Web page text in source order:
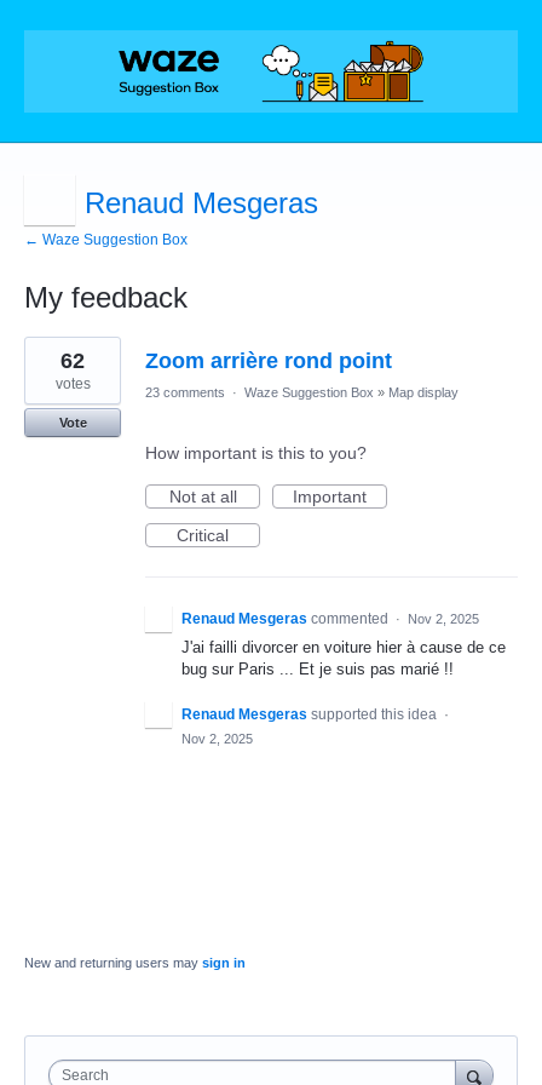
Renaud Mesgeras
← Waze Suggestion Box
My feedback
1
result
found
Zoom arrière rond point
62
votes
Vote
23 comments · Waze Suggestion Box » Map display
How important is this to you?
Not at all
Important
Critical
Renaud Mesgeras commented · Nov 2, 2025
J'ai failli divorcer en voiture hier à cause de ce
bug sur Paris ... Et je suis pas marié !!
Renaud Mesgeras supported this idea ·
Nov 2, 2025
New and returning users may sign in
Search